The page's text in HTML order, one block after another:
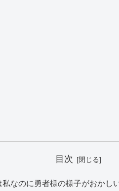
目次
私なのに勇者様の様子がおかし